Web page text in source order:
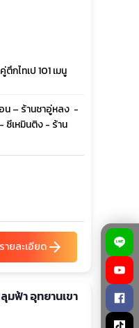
ไทเป 101 เมนู
น – ร้านชาอู่หลง -
ซีเหมินติง - ร้าน
ายละเอียดarrow_forward
มฟ้า อุทยานเขา